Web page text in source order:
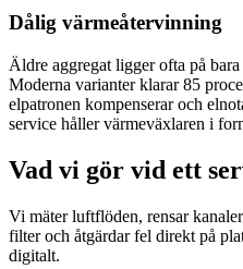
Dålig värmeåtervinning
Äldre aggregat ligger ofta på
Moderna varianter klarar 85
elpatronen kompenserar och
service håller värmeväxlaren i
Vad vi gör vid ett
Vi mäter luftflöden, rensar
filter och åtgärdar fel direkt på
digitalt.